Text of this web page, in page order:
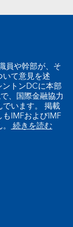
員や幹部が、そ
て意見を述
トンDCに本部
、国際金融協力
います。 掲載
IMFおよびIMF
続きを読む